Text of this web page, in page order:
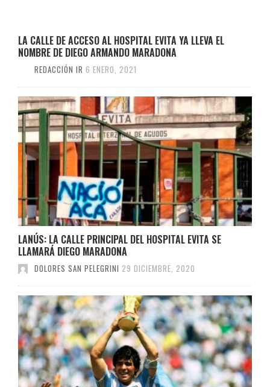
LA CALLE DE ACCESO AL HOSPITAL EVITA YA LLEVA EL
NOMBRE DE DIEGO ARMANDO MARADONA
REDACCIÓN IR 6 ENERO, 2021
LANÚS: LA CALLE PRINCIPAL DEL HOSPITAL EVITA SE
LLAMARÁ DIEGO MARADONA
DOLORES SAN PELEGRINI 29 DICIEMBRE, 2020